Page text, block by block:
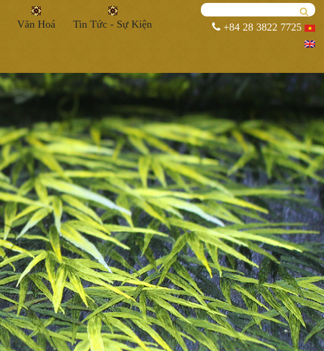
Văn Hoá Tin Tức - Sự Kiện +84 28 3822 7725